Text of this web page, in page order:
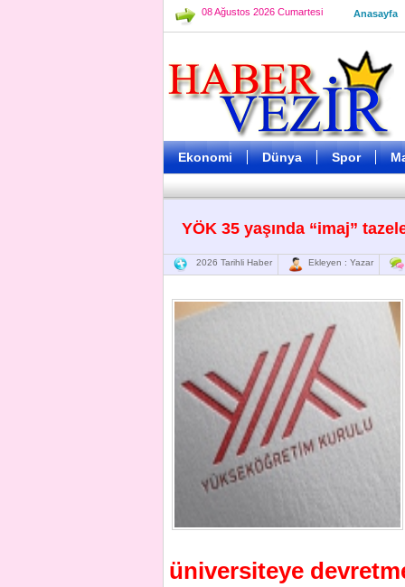
08 Ağustos 2026 Cumartesi Anasayfa
Ekonomi Dünya Spor
YÖK 35 yaşında “imaj”
2026 Tarihli Haber Ekleyen : Yazar
üniversiteye